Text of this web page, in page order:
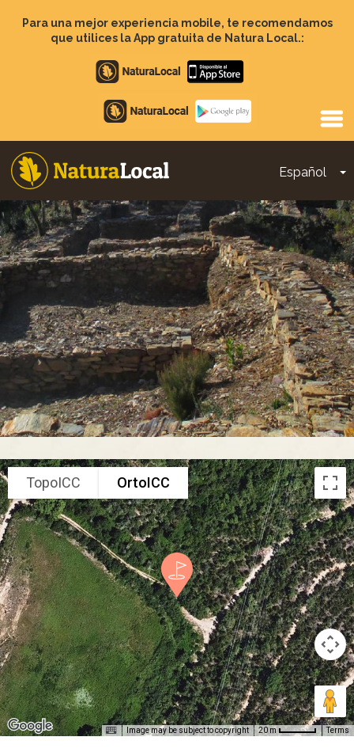
contenido
Para una mejor experiencia mobile, te recomendamos
que utilices la App gratuita de Natura Local.:
Apple
store
Google
Play
Español
Main
navigation
TopoICC OrtoICC
Image may be subject to copyright 20 m Terms